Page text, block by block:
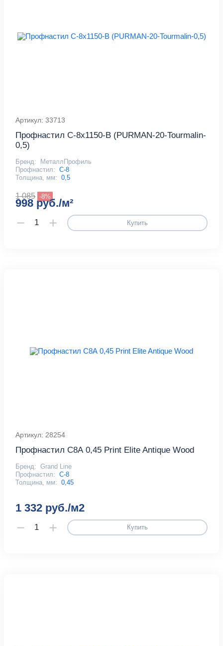
Артикул: 33713
Профнастил С-8x1150-B (PURMAN-20-Tourmalin-
0,5)
Бренд:
МеталлПрофиль
Профнастил: С-8
Толщина, мм: 0,5
1 085 -8%
998 руб./м²
Купить
Артикул: 28254
Профнастил С8А 0,45 Print Elite Antique Wood
Бренд: Grand Line
Профнастил: С-8
Толщина, мм: 0,45
1 332 руб./м2
Купить